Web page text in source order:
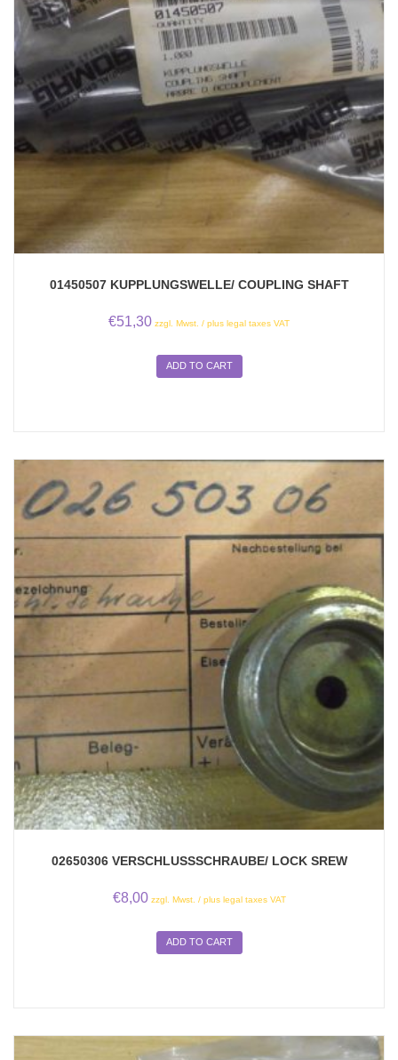
01450507 KUPPLUNGSWELLE/ COUPLING SHAFT
€51,30 zzgl. Mwst. / plus legal taxes VAT
ADD TO CART
02650306 VERSCHLUSSSCHRAUBE/ LOCK SREW
€8,00 zzgl. Mwst. / plus legal taxes VAT
ADD TO CART